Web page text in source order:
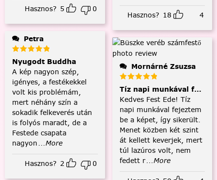
Hasznos? 5 0
Petra
Nyugodt Buddha
A kép nagyon szép,
igényes, a festékekkel
volt kis problémám,
mert néhány szín a
sokadik felkeverés után
is folyós maradt, de a
Festede csapata
nagyon ...More
Hasznos? 2 0
Hasznos? 18 4
Mornárné Zsuzsa
Tíz napi munkával
Kedves Fest Ede! Tíz
napi munkával fejeztem
be a képet, így sikerült.
Menet közben két szint
át kellett keverjek, mert
túl lazúros volt, nem
fedett r...More